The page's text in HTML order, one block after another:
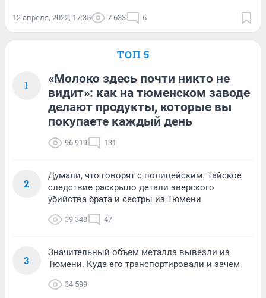
12 апреля, 2022, 17:35 7 633 6
ТОП 5
1
«Молоко здесь почти никто не
видит»: как на тюменском заводе
делают продукты, которые вы
покупаете каждый день
96 919 131
2
Думали, что говорят с полицейским. Тайское
следствие раскрыло детали зверского
убийства брата и сестры из Тюмени
39 348 47
3
Значительный объем металла вывезли из
Тюмени. Куда его транспортировали и зачем
34 599